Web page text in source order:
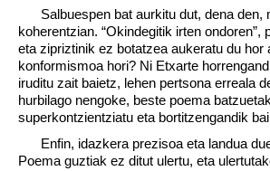
Salbuespen bat aurkitu dut, dena den,
koherentzian. “Okindegitik irten ondoren”,
eta zipriztinik ez botatzea aukeratu du
konformismoa hori? Ni Etxarte
iruditu zait baietz, lehen pertsona erreala
hurbilago nengoke, beste poema
superkontzientziatu eta bortitzengandik
Enfin, idazkera prezisoa eta landua
Poema guztiak ez ditut ulertu, eta